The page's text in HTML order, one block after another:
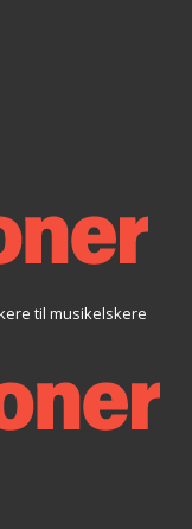
til musikelskere